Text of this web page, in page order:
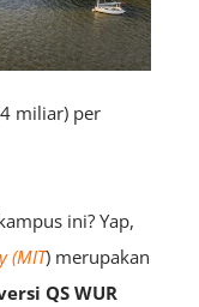
miliar) per
ini? Yap,
(MIT) merupakan
QS WUR